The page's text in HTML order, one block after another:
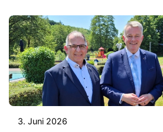
3. Juni 2026